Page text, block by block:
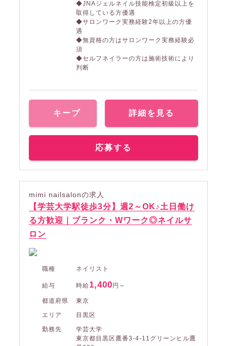
◆JNAジェルネイル技能検定初級以上を
取得している方優遇
◆サロンワーク実務経験2年以上の方優
遇
◆無資格の方はサロンワーク実務経験必
須
◆セルフネイラーの方は施術技術により
判断
キープ 詳細を見る
応募する
mimi nailsalonの求人
【学芸大学駅徒歩3分】週2～OK♪土日働け
る方歓迎｜ブランク・Wワーク◎ネイルサ
ロン
職種 ネイリスト
給与 時給1,400 円～
都道府県
東京
エリア
目黒区
勤務先
学芸大学
東京都目黒区鷹番3-4-11グリーンヒル鷹